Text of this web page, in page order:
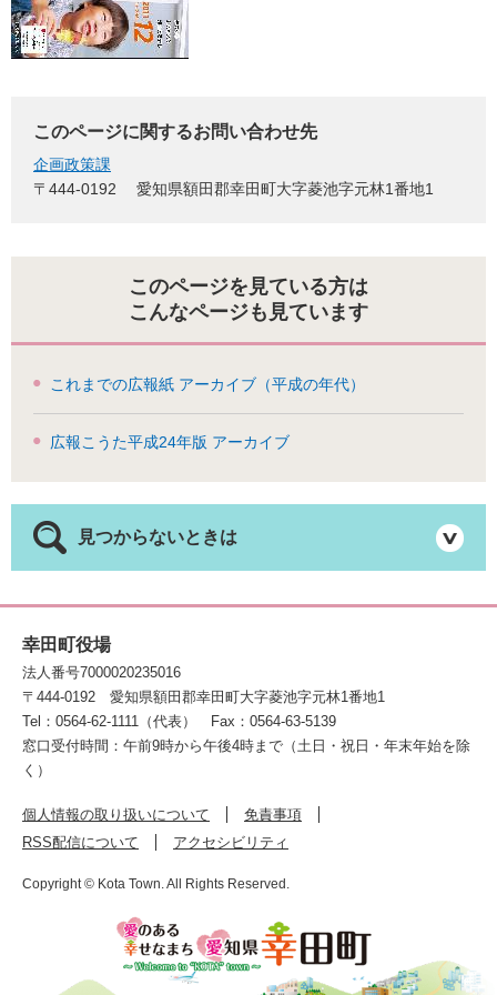
このページに関するお問い合わせ先
企画政策課
〒444-0192
愛知県額田郡幸田町大字菱池字元林1番地1
このページを見ている方は
こんなページも見ています
これまでの広報紙 アーカイブ（平成の年代）
広報こうた平成24年版 アーカイブ
見つからないときは
幸田町役場
法人番号7000020235016
〒444-0192
愛知県額田郡幸田町大字菱池字元林1番地1
Tel：0564-62-1111（代表）
Fax：0564-63-5139
窓口受付時間：午前9時から午後4時まで（土日・祝日・年末年始を除
く）
個人情報の取り扱いについて
免責事項
RSS配信について
アクセシビリティ
Copyright © Kota Town. All Rights Reserved.